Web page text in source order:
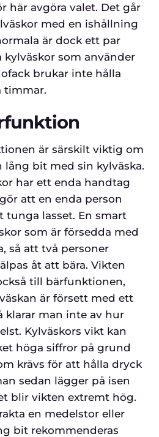
här avgöra valet. Det går
med en ishållning
är dock ett par
kylväskor som använder
brukar inte hålla
timmar.
är särskilt viktig om
lång bit med sin kylväska.
har ett enda handtag
att en enda person
tunga lasset. En smart
som är försedda med
så att två personer
åt att bära. Vikten
till bärfunktionen,
är försett med ett
klarar man inte av hur
Kylväskors vikt kan
höga siffror på grund
krävs för att hålla dryck
sedan lägger på isen
blir vikten extremt hög.
en medelstor eller
bit rekommenderas